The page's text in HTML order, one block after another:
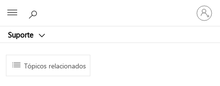
Suporte
Entre
em
sua
Tópicos relacionados